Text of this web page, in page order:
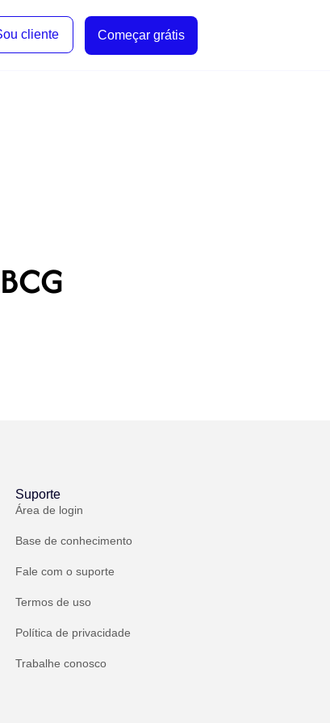
cliente Começar grátis
Suporte
Área de login
Base de conhecimento
Fale com o suporte
Termos de uso
Política de privacidade
Trabalhe conosco